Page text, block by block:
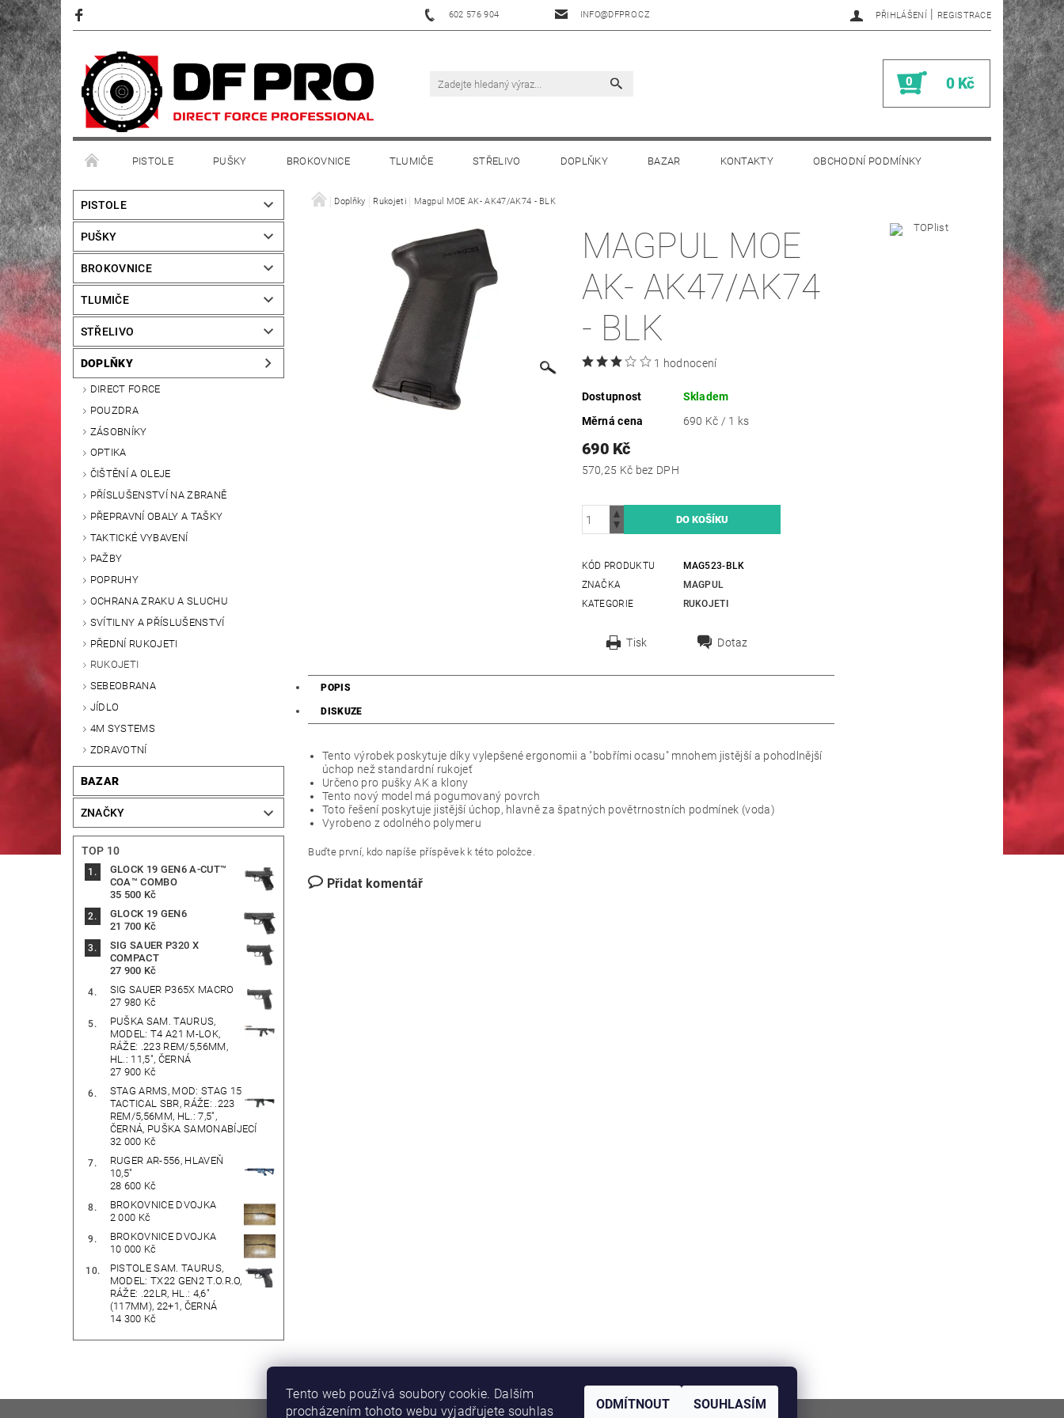
602 576 904 INFO@DFPRO.CZ PŘIHLÁŠENÍ | REGISTRACE
0 0 Kč
PISTOLE PUŠKY BROKOVNICE TLUMIČE STŘELIVO DOPLŇKY BAZAR KONTAKTY OBCHODNÍ PODMÍNKY
PISTOLE
PUŠKY
BROKOVNICE
TLUMIČE
STŘELIVO
DOPLŇKY
DIRECT FORCE
POUZDRA
ZÁSOBNÍKY
OPTIKA
ČIŠTĚNÍ A OLEJE
PŘÍSLUŠENSTVÍ NA ZBRANĚ
PŘEPRAVNÍ OBALY A TAŠKY
TAKTICKÉ VYBAVENÍ
PAŽBY
POPRUHY
OCHRANA ZRAKU A SLUCHU
SVÍTILNY A PŘÍSLUŠENSTVÍ
PŘEDNÍ RUKOJETI
RUKOJETI
SEBEOBRANA
JÍDLO
4M SYSTEMS
ZDRAVOTNÍ
BAZAR
ZNAČKY
TOP 10
GLOCK 19 GEN6 A-CUT™
COA™ COMBO
35 500 Kč
GLOCK 19 GEN6
21 700 Kč
SIG SAUER P320 X
COMPACT
27 900 Kč
SIG SAUER P365X MACRO
27 980 Kč
PUŠKA SAM. TAURUS,
MODEL: T4 A21 M-LOK,
RÁŽE: .223 REM/5,56MM,
HL.: 11,5", ČERNÁ
27 900 Kč
STAG ARMS, MOD: STAG 15
TACTICAL SBR, RÁŽE: .223
REM/5,56MM, HL.: 7,5",
ČERNÁ, PUŠKA SAMONABÍJECÍ
32 000 Kč
RUGER AR-556, HLAVEŇ
10,5"
28 600 Kč
BROKOVNICE DVOJKA
2 000 Kč
BROKOVNICE DVOJKA
10 000 Kč
PISTOLE SAM. TAURUS,
MODEL: TX22 GEN2 T.O.R.O,
RÁŽE: .22LR, HL.: 4,6"
(117MM), 22+1, ČERNÁ
14 300 Kč
Doplňky Rukojeti Magpul MOE AK- AK47/AK74 - BLK
MAGPUL MOE
AK- AK47/AK74
- BLK
1 hodnocení
Dostupnost
Skladem
Měrná cena
690 Kč / 1 ks
690 Kč
570,25 Kč bez DPH
KÓD PRODUKTU
MAG523-BLK
ZNAČKA
MAGPUL
KATEGORIE
RUKOJETI
Tisk Dotaz
POPIS
DISKUZE
Tento výrobek poskytuje díky vylepšené ergonomii a "bobřími ocasu" mnohem jistější a pohodlnější
úchop než standardní rukojeť
Určeno pro pušky AK a klony
Tento nový model má pogumovaný povrch
Toto řešení poskytuje jistější úchop, hlavně za špatných povětrnostních podmínek (voda)
Vyrobeno z odolného polymeru
Buďte první, kdo napíše příspěvek k této položce.
Přidat komentář
Tento web používá soubory cookie. Dalším
procházením tohoto webu vyjadřujete souhlas
ODMÍTNOUT SOUHLASÍM